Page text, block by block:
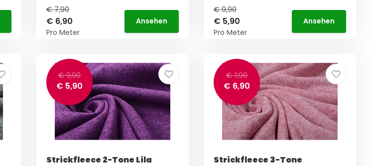
€ 7,90
€ 6,90
Pro Meter
Ansehen
€ 9,90
€ 5,90
Pro Meter
Ansehen
€ 9,90
€ 5,90
Strickfleece 2-Tone Lila
€ 7,90
€ 6,90
Strickfleece 3-Tone